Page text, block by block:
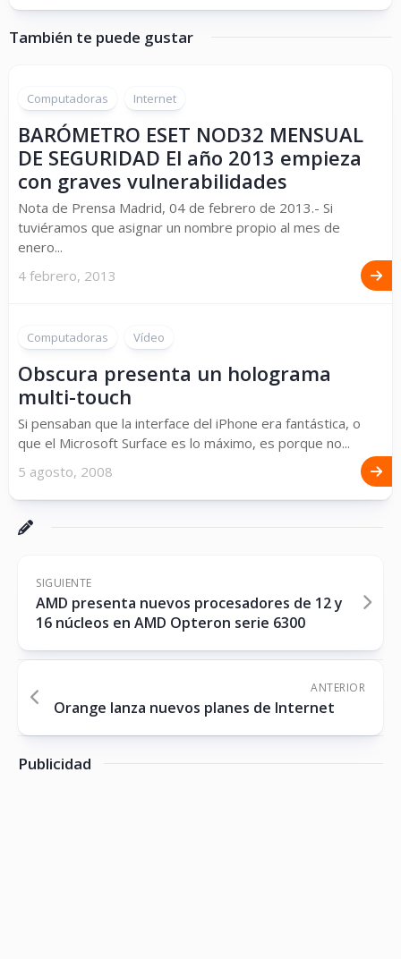
También te puede gustar
Computadoras Internet
BARÓMETRO ESET NOD32 MENSUAL
DE SEGURIDAD El año 2013 empieza
con graves vulnerabilidades
Nota de Prensa Madrid, 04 de febrero de 2013.- Si
tuviéramos que asignar un nombre propio al mes de
enero...
4 febrero, 2013
Computadoras Vídeo
Obscura presenta un holograma
multi-touch
Si pensaban que la interface del iPhone era fantástica, o
que el Microsoft Surface es lo máximo, es porque no...
5 agosto, 2008
SIGUIENTE
AMD presenta nuevos procesadores de 12 y
16 núcleos en AMD Opteron serie 6300
ANTERIOR
Orange lanza nuevos planes de Internet
Publicidad